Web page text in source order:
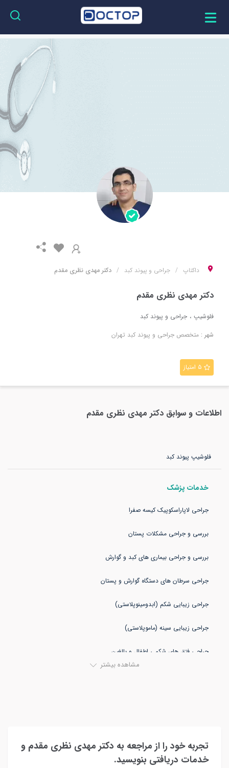
داکتاپ جراحی و پیوند کبد دکتر مهدی نظری مقدم
دکتر مهدی نظری مقدم
فلوشیپ
جراحی و پیوند کبد
شهر : متخصص جراحی و پیوند کبد تهران
۵ امتیاز
اطلاعات و سوابق دکتر مهدی نظری مقدم
فلوشیپ پیوند کبد
خدمات پزشک
انجام جراحی های سرپایی در مطب
مشاهده بیشتر
تجربه خود را از مراجعه به دکتر مهدی نظری مقدم و
خدمات دریافتی بنویسید.